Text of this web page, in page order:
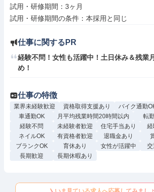
試用・研修期間：3ヶ月
仕事に関するPR
経験不問！女性も活躍中！土日休み＆残業
め！
仕事の特徴
業界未経験歓迎 資格取得支援あり バイク通勤
車通勤OK
月平均残業時間20時間以内
転
経験不問
未経験者歓迎 住宅手当あり
経
ネイルOK
有資格者歓迎 退職金あり
ブランクOK
育休あり 女性が活躍中
長期歓迎
長期休暇あり